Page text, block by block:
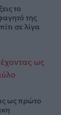
το
της
σε λίγα
ως πρώτο